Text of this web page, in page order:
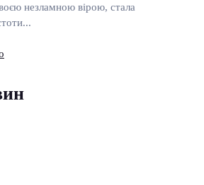
незламною вірою, стала